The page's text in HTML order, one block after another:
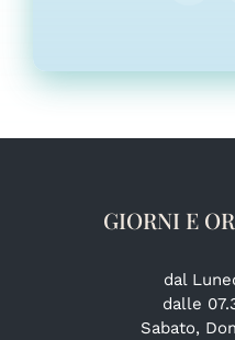
GIORNI E
dal
dalle
Sabato,